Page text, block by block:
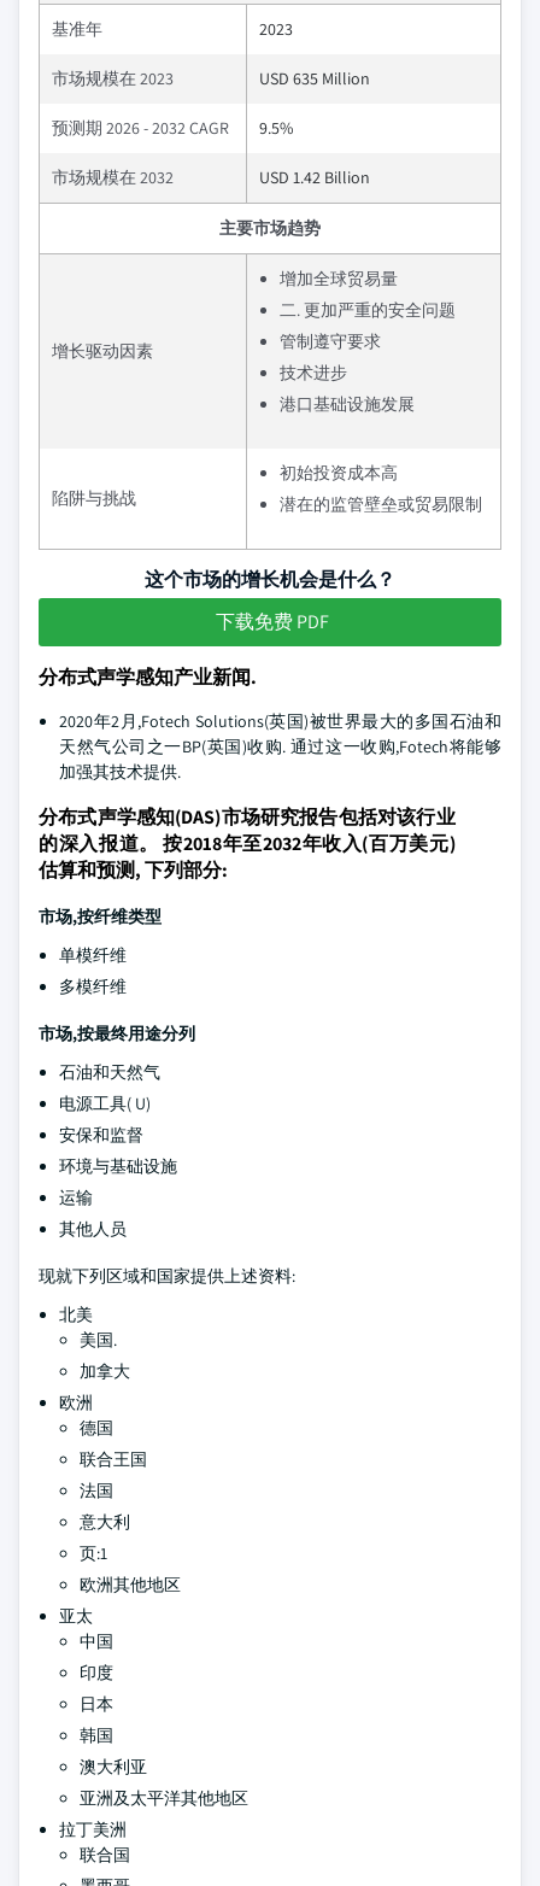
基准年 2023
市场规模在 2023 USD 635 Million
预测期 2026 - 2032 CAGR 9.5%
市场规模在 2032 USD 1.42 Billion
主要市场趋势
增长驱动因素
增加全球贸易量
二. 更加严重的安全问题
管制遵守要求
技术进步
港口基础设施发展
陷阱与挑战
初始投资成本高
潜在的监管壁垒或贸易限制
这个市场的增长机会是什么？
下载免费 PDF
分布式声学感知产业新闻.
2020年2月,Fotech Solutions(英国)被世界最大的多国石油和
天然气公司之一BP(英国)收购. 通过这一收购,Fotech将能够
加强其技术提供.
分布式声学感知(DAS)市场研究报告包括对该行业
的深入报道。 按2018年至2032年收入(百万美元)
估算和预测, 下列部分:
市场,按纤维类型
单模纤维
多模纤维
市场,按最终用途分列
石油和天然气
电源工具( U)
安保和监督
环境与基础设施
运输
其他人员
现就下列区域和国家提供上述资料:
北美
美国.
加拿大
欧洲
德国
联合王国
法国
意大利
页:1
欧洲其他地区
亚太
中国
印度
日本
韩国
澳大利亚
亚洲及太平洋其他地区
拉丁美洲
联合国